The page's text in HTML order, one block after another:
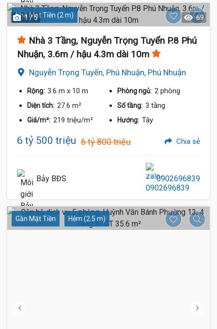
Nhà Mặt Tiền (2 m)
1 / 5 69
Nhà 3 Tầng, Nguyễn Trọng Tuyển P.8 Phú
Nhuận, 3.6m / hậu 4.3m dài 10m
Nguyễn Trọng Tuyển, Phú Nhuận, Phú Nhuận
Rộng: 3.6 m x 10 m Phòng ngủ: 2 phòng
Diện tích: 27.6 m² Số tầng: 3 tầng
Giá/m²: 219 triệu/m² Hướng: Tây
6 tỷ 500 triệu 6 tỷ 800 triệu Chia sẻ
Bảy BĐS 0902696839
Gần Mặt Tiền Hẻm (2.5 m)